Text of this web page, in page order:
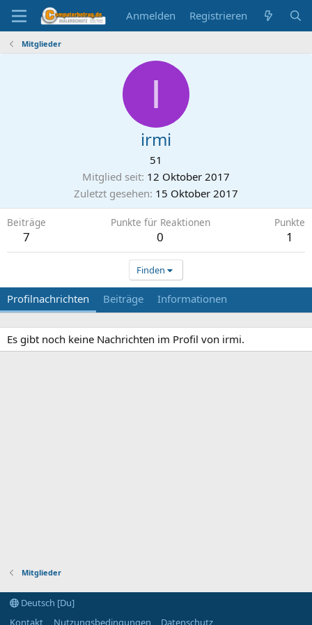
Anmelden Registrieren
Mitglieder
I
irmi
51
Mitglied seit 12 Oktober 2017
Zuletzt gesehen 15 Oktober 2017
Beiträge
7
Punkte für Reaktionen
0
Punkte
1
Finden
Profilnachrichten Beiträge Informationen
Es gibt noch keine Nachrichten im Profil von irmi.
Mitglieder
Deutsch [Du]
Kontakt
Nutzungsbedingungen Datenschutz